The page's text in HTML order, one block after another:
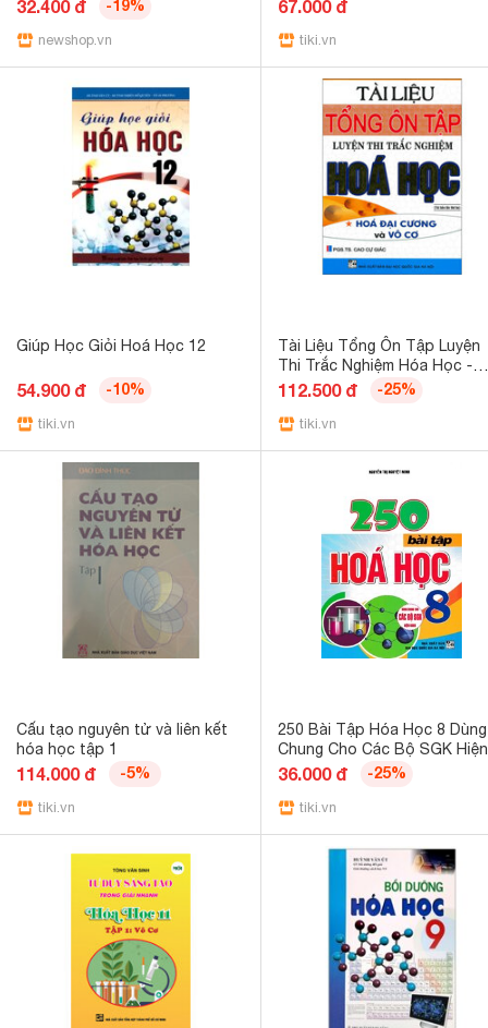
32.400 đ -19%
newshop.vn
67.000 đ
tiki.vn
Giúp Học Giỏi Hoá Học 12
54.900 đ -10%
tiki.vn
Tài Liệu Tổng Ôn Tập Luyện
Thi Trắc Nghiệm Hóa Học -
Hóa Đại Cương Và Vô Cơ Tái
112.500 đ -25%
tiki.vn
Cấu tạo nguyên tử và liên kết
hóa học tập 1
114.000 đ -5%
tiki.vn
250 Bài Tập Hóa Học 8 Dùng
Chung Cho Các Bộ SGK Hiện
Hành HA
36.000 đ -25%
tiki.vn